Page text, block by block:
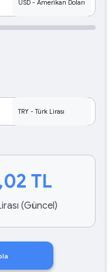
TL
(Güncel)